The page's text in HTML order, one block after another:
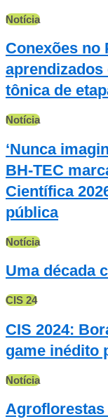
Notícia
Conexões no
aprendizados
tônica de
Notícia
‘Nunca
BH-TEC
Científica
pública
Notícia
Uma década
CIS 24
CIS 2024:
game inédito
Notícia